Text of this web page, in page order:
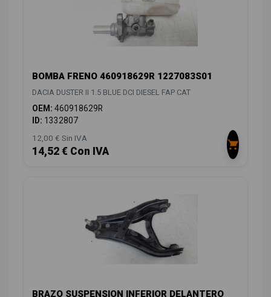
BOMBA FRENO 460918629R 1227083S01
DACIA DUSTER II 1.5 BLUE DCI DIESEL FAP CAT
OEM: 460918629R
ID: 1332807
12,00 € Sin IVA
14,52 € Con IVA
BRAZO SUSPENSION INFERIOR DELANTERO